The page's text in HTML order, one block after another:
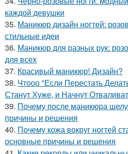
каждой девушки
35. Маникюр дизайн ногтей:
стильные идеи
36. Маникюр для разных рук:
для всех
37. Красивый маникюр! Дизайн?
38. Чтооо "Если Перестать
Станут Хуже, и Начнут
39. Почему после маникюра
причины и решения
40. Почему кожа вокруг ногтей
основные причины и решения